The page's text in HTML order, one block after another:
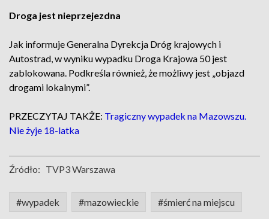
Droga jest nieprzejezdna
Jak informuje Generalna Dyrekcja Dróg krajowych i
Autostrad, w wyniku wypadku Droga Krajowa 50 jest
zablokowana. Podkreśla również, że możliwy jest „objazd
drogami lokalnymi”.
PRZECZYTAJ TAKŻE: Tragiczny wypadek na Mazowszu.
Nie żyje 18-latka
Źródło: TVP3 Warszawa
#wypadek #mazowieckie #śmierć na miejscu